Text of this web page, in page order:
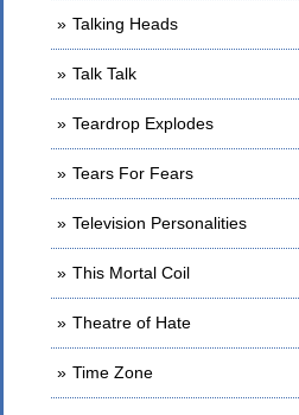
Talking Heads
Talk Talk
Teardrop Explodes
Tears For Fears
Television Personalities
This Mortal Coil
Theatre of Hate
Time Zone